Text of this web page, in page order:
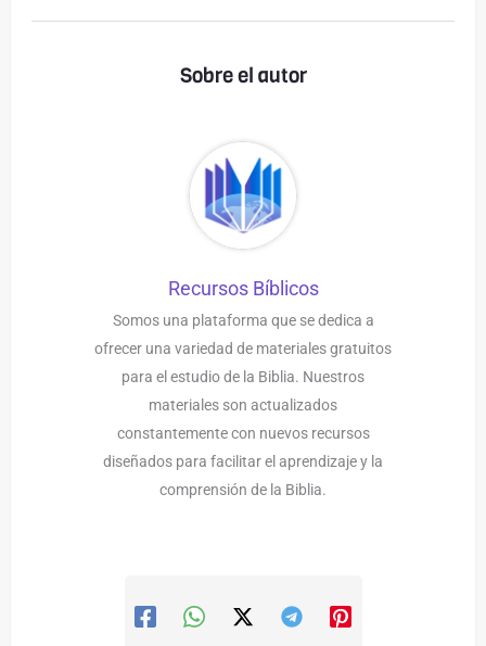
Sobre el autor
Recursos Bíblicos
Somos una plataforma que se dedica a
ofrecer una variedad de materiales gratuitos
para el estudio de la Biblia. Nuestros
materiales son actualizados
constantemente con nuevos recursos
diseñados para facilitar el aprendizaje y la
comprensión de la Biblia.